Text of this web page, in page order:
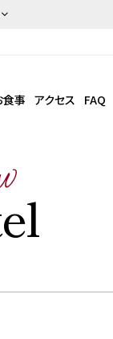
食事 アクセス FAQ